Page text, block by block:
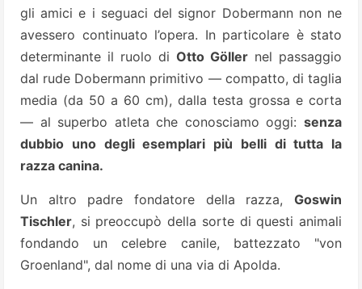
gli amici e i seguaci del signor Dobermann non ne
avessero continuato l’opera. In particolare è stato
determinante il ruolo di Otto Göller nel passaggio
dal rude Dobermann primitivo — compatto, di taglia
media (da 50 a 60 cm), dalla testa grossa e corta
— al superbo atleta che conosciamo oggi: senza
dubbio uno degli esemplari più belli di tutta la
razza canina.
Un altro padre fondatore della razza, Goswin
Tischler, si preoccupò della sorte di questi animali
fondando un celebre canile, battezzato "von
Groenland", dal nome di una via di Apolda.